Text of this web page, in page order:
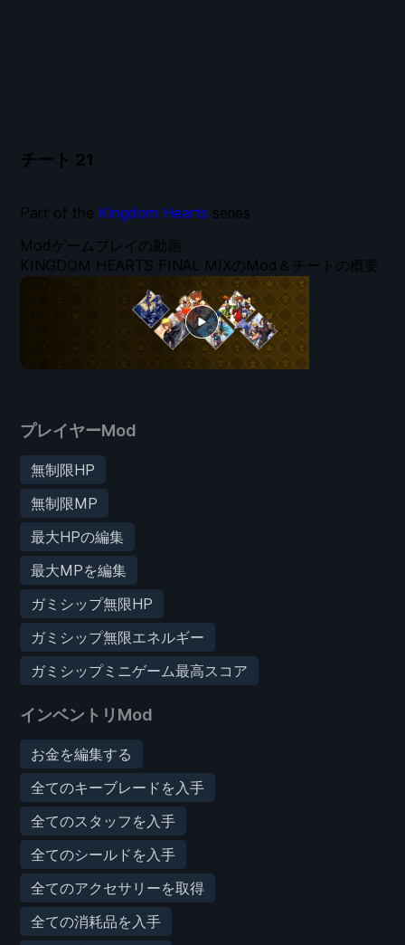
チート 21
プレイヤーMod
無制限HP
無制限MP
最大HPの編集
最大MPを編集
ガミシップ無限HP
ガミシップ無限エネルギー
ガミシップミニゲーム最高スコア
インベントリMod
お金を編集する
全てのキーブレードを入手
全てのスタッフを入手
全てのシールドを入手
全てのアクセサリーを取得
全ての消耗品を入手
Modゲームプレイの動画
KINGDOM HEARTS FINAL MIXのMod＆チートの概要
Part of the Kingdom Hearts series